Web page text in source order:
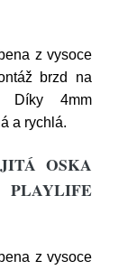
z vysoce
brzd na
Díky 4mm
a rychlá.
OSKA
PLAYLIFE
z vysoce